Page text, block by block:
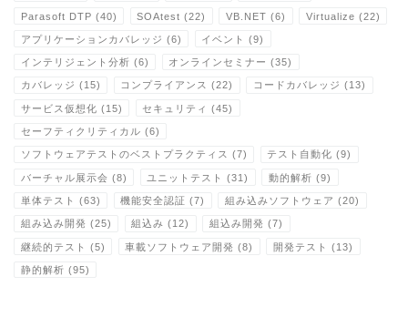
Parasoft DTP (40) SOAtest (22) VB.NET (6) Virtualize (22)
アプリケーションカバレッジ (6) イベント (9)
インテリジェント分析 (6) オンラインセミナー (35)
カバレッジ (15) コンプライアンス (22) コードカバレッジ (13)
サービス仮想化 (15) セキュリティ (45)
セーフティクリティカル (6)
ソフトウェアテストのベストプラクティス (7) テスト自動化 (9)
バーチャル展示会 (8) ユニットテスト (31) 動的解析 (9)
単体テスト (63) 機能安全認証 (7) 組み込みソフトウェア (20)
組み込み開発 (25) 組込み (12) 組込み開発 (7)
継続的テスト (5) 車載ソフトウェア開発 (8) 開発テスト (13)
静的解析 (95)